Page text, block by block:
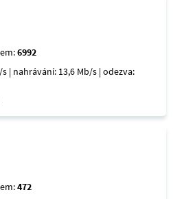
6992
| nahrávání: 13,6 Mb/s | odezva:
472